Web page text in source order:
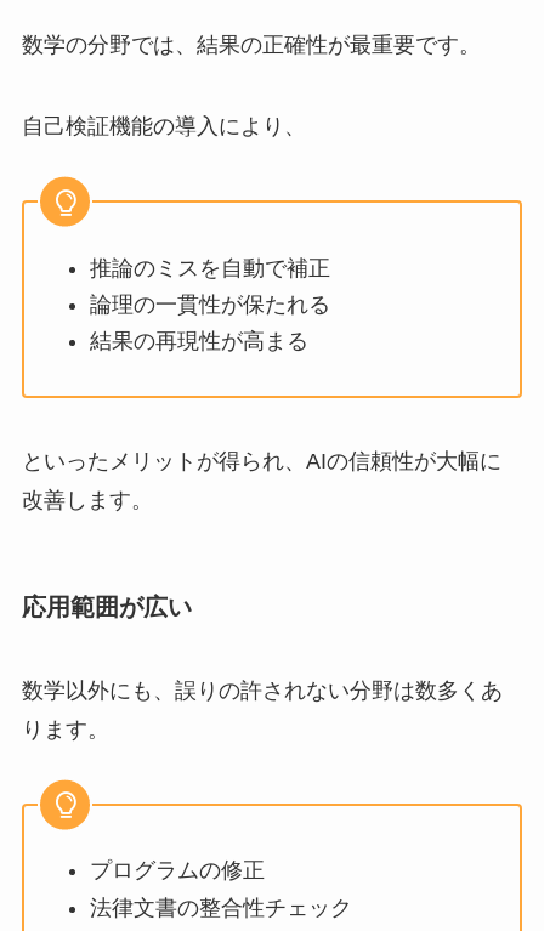
数学の分野では、結果の正確性が最重要です。
自己検証機能の導入により、
推論のミスを自動で補正
論理の一貫性が保たれる
結果の再現性が高まる
といったメリットが得られ、AIの信頼性が大幅に
改善します。
応用範囲が広い
数学以外にも、誤りの許されない分野は数多くあ
ります。
プログラムの修正
法律文書の整合性チェック